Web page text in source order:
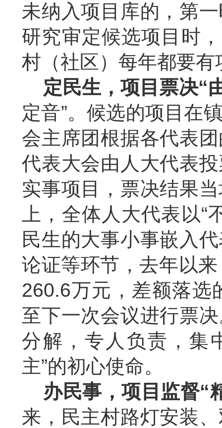
未纳入项目库的，第
研究审定候选项目时
村（社区）每年都要
定民生，项目票决“
定音”。候选的项目在
会主席团根据各代表
代表大会由人大代表
实事项目，票决结果
上，全体人大代表以
民生的大事小事嵌入
论证等环节，去年以
260.6万元，差额落选
至下一次会议进行票
分解，专人负责，集
主”的初心使命。
办民事，项目监督“
来，民主村路灯安装